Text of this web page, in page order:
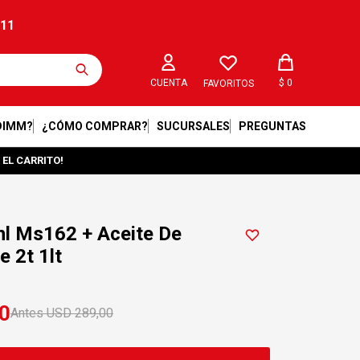
¿CÓMO COMPRAR? SUCURSALES PREGUNTAS
FAVORITOS $ 0
CARRITO!
Ms162 + Aceite De
2t 1lt
USD 289,00